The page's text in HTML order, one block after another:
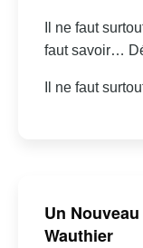
Il ne faut
faut savoir…
Il ne faut
Un
Wauthier